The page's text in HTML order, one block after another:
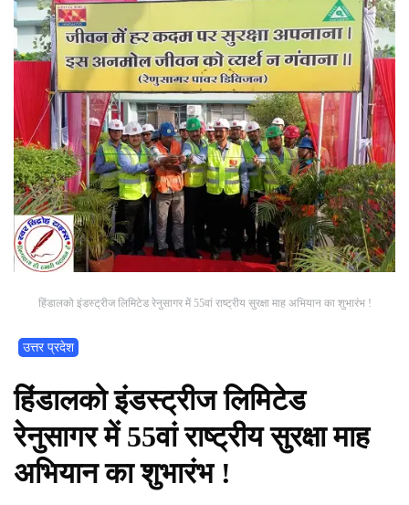
हिंडालको इंडस्ट्रीज लिमिटेड रेनुसागर में 55वां राष्ट्रीय सुरक्षा माह अभियान का शुभारंभ !
उत्तर प्रदेश
हिंडालको इंडस्ट्रीज लिमिटेड
रेनुसागर में 55वां राष्ट्रीय सुरक्षा माह
अभियान का शुभारंभ !